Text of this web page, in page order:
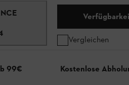
Vergleichen
99€ Kostenlose